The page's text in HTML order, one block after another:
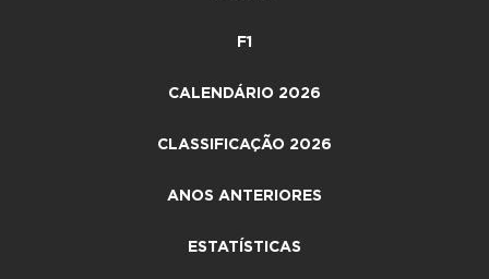
F1
CALENDÁRIO 2026
CLASSIFICAÇÃO 2026
ANOS ANTERIORES
ESTATÍSTICAS